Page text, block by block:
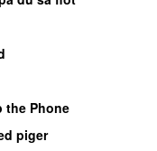
the Phone
piger